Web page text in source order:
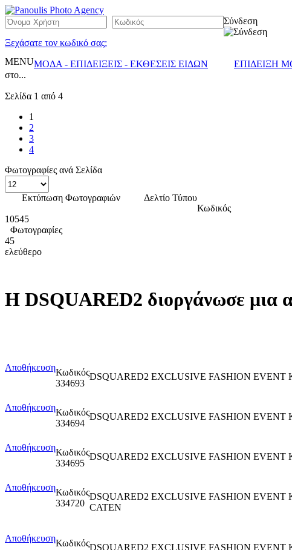
Σύνδεση
Ξεχάσατε τον κωδικό σας;
MENUΜΟΔΑ - ΕΠΙΔΕΙΞΕΙΣ - ΕΚΘΕΣΕΙΣ ΕΙΔΩΝ ΕΠΙΔΕΙΞΗ
στο...
Σελίδα 1 από 4
1
2
3
4
Φωτογραφίες ανά Σελίδα
Εκτύπωση Φωτογραφιών
Δελτίο Τύπου
Κωδικός
10545
Φωτογραφίες
45
ελεύθερο
Η DSQUARED2 διοργάνωσε μια
ΑποθήκευσηΚωδικός
334693
DSQUARED2 EXCLUSIVE FASHION
ΑποθήκευσηΚωδικός
334694
DSQUARED2 EXCLUSIVE FASHION
ΑποθήκευσηΚωδικός
334695
DSQUARED2 EXCLUSIVE FASHION
ΑποθήκευσηΚωδικός
334720
DSQUARED2 EXCLUSIVE FASHION
CATEN
ΑποθήκευσηΚωδικόςDSQUARED2 EXCLUSIVE FASHION